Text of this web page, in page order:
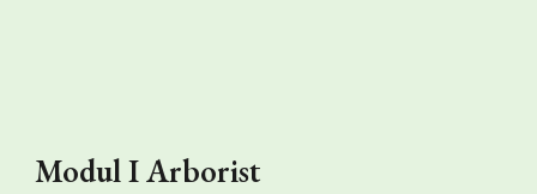
Modul I Arborist